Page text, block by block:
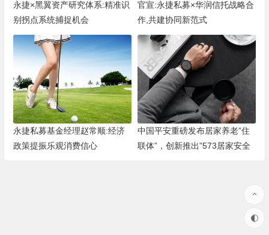
永捷×黑翼资产研究体系:精准识
别拐点系统捕捉机会
官宣:永捷私募×华润信托战略合
作,共建协同新范式
永捷私募基金经理赵常顺:经济
政策提振乐观消费信心
中国平安重磅发布居家养老”住
联体”，创新推出”573居家安全
改造服务”